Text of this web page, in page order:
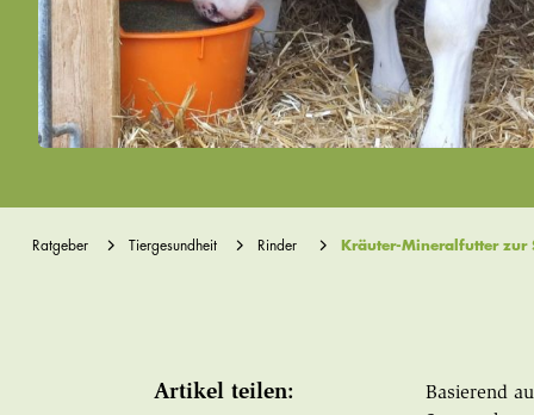
Ratgeber Tiergesundheit Rinder Kräuter-Mineralfutter zur
Artikel teilen:
Basierend